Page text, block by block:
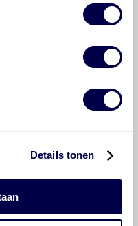
Details tonen
200-500 250 D?
Benz 200-500?
van de
is